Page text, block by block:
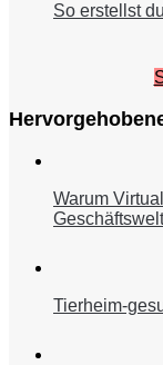
So erstellst
Warum
Tierheim-